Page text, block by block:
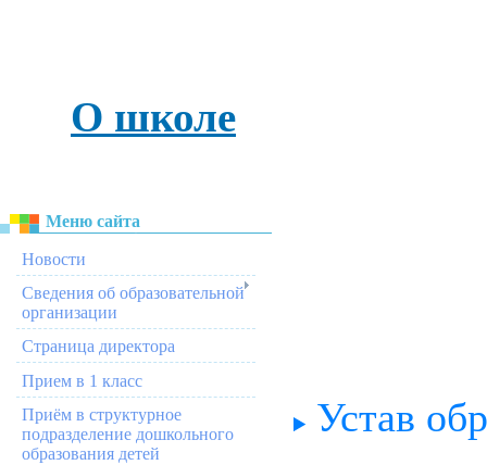
О школе
Меню сайта
Новости
Сведения об образовательной
организации
Страница директора
Прием в 1 класс
Приём в структурное
подразделение дошкольного
образования детей
Устав